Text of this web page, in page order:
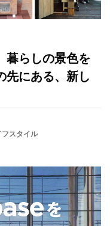
暮らしの​景色を​
先に​ある、​新し
フスタイル